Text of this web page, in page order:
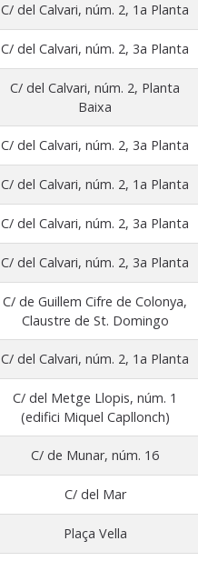
C/ del Calvari, núm. 2, 1a Planta
C/ del Calvari, núm. 2, 3a Planta
C/ del Calvari, núm. 2, Planta
Baixa
C/ del Calvari, núm. 2, 3a Planta
C/ del Calvari, núm. 2, 1a Planta
C/ del Calvari, núm. 2, 3a Planta
C/ del Calvari, núm. 2, 3a Planta
C/ de Guillem Cifre de Colonya,
Claustre de St. Domingo
C/ del Calvari, núm. 2, 1a Planta
C/ del Metge Llopis, núm. 1
(edifici Miquel Capllonch)
C/ de Munar, núm. 16
C/ del Mar
Plaça Vella